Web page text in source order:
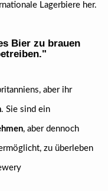
Lagerbiere her.
Bier zu brauen
aber ihr
. Sie sind ein
, aber dennoch
zu überleben